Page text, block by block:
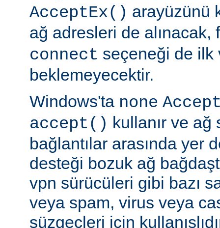
AcceptEx() arayüzünü
ağ adresleri de alınacak,
connect seçeneği de ilk
beklemeyecektir.
Windows'ta none
accept() kullanır ve ağ
bağlantılar arasında yer
desteği bozuk ağ
vpn sürücüleri gibi bazı
veya spam, virus veya
süzgeçleri için